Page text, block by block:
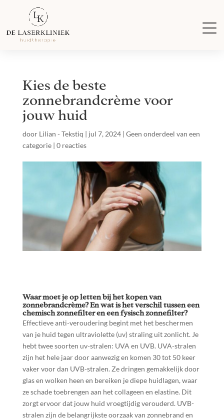
Kies de beste
zonnebrandcrème voor
jouw huid
door Lilian - Tekstiq | jul 7, 2024| Geen onderdeel van een
categorie| 0 reacties
Waar moet je op letten bij het kopen van
zonnebrandcrème?En wat is het verschil tussen een
chemisch zonnefilter en een fysisch zonnefilter?
Effectieve anti-veroudering begint met het beschermen
van je huid tegen ultraviolette (uv) straling uit zonlicht. Je
hebt twee soorten uv-stralen: UVA en UVB. UVA-stralen
zijn het hele jaar door aanwezig en komen 30 tot 50 keer
vaker voor dan UVB-stralen. Ze dringen gemakkelijk door
glas en wolken heen en bereiken je diepe huidlagen, waar
ze schade toebrengen aan het collageen en elastine. Dit
zorgt ervoor dat jouw huid vroegtijdig verouderd. UVB-
stralen zijn de belangrijkste oorzaak van zonnebrand en